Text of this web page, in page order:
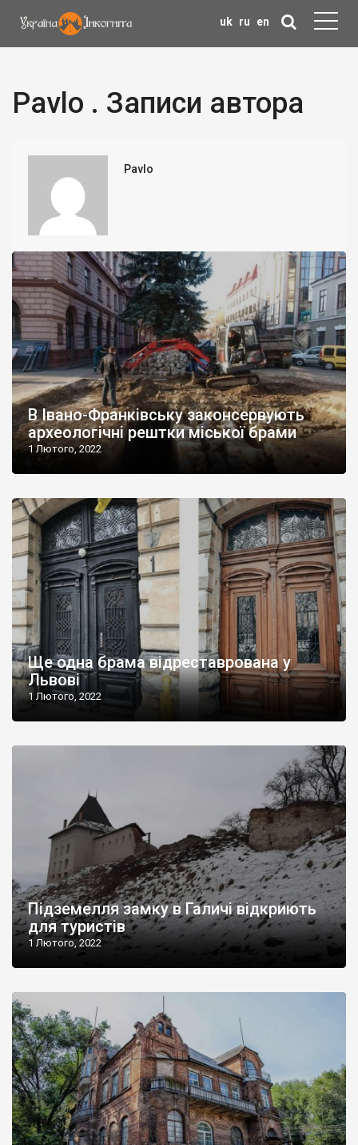
uk ru en
Pavlo . Записи автора
Pavlo
В Івано-Франківську законсервують
археологічні рештки міської брами
1 Лютого, 2022
Ще одна брама відреставрована у
Львові
1 Лютого, 2022
Підземелля замку в Галичі відкриють
для туристів
1 Лютого, 2022